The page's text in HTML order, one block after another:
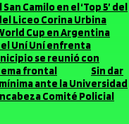
Camilo en el ‘Top 5’ del
Liceo Corina Urbina
Cup en Argentina
el Uní Uní enfrenta
se reunió con
frontal
Sin dar
ante la Universidad
Comité Policial